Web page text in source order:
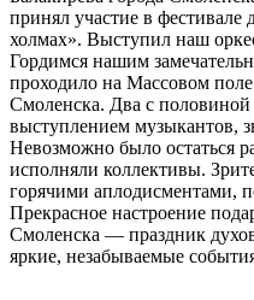
принял участие в фестивале
холмах». Выступил наш
Гордимся нашим
проходило на Массовом
Смоленска. Два с половиной
выступлением музыкантов,
Невозможно было остаться
исполняли коллективы.
горячими аплодисментами,
Прекрасное настроение
Смоленска — праздник
яркие, незабываемые